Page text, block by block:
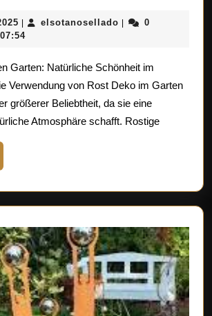
im
Natürliche
Akzente
für
25
August
elsotanosellado elsotanosellado
0
07:54
Garten: Natürliche Schönheit im
Verwendung von Rost Deko im Garten
größerer Beliebtheit, da sie eine
Atmosphäre schafft. Rostige